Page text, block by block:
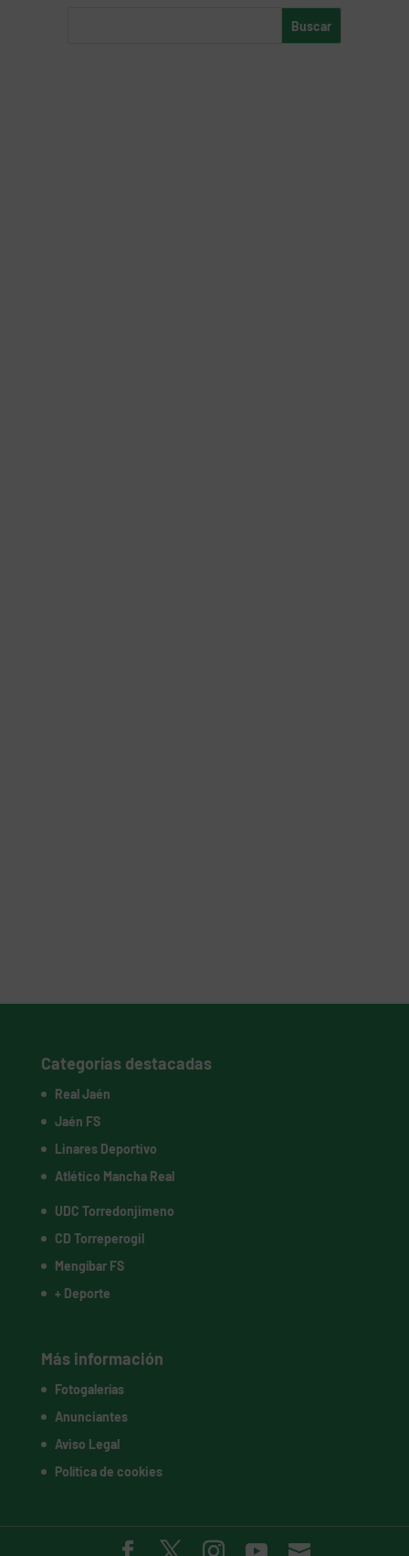
Categorías destacadas
Real Jaén
Jaén FS
Linares Deportivo
Atlético Mancha Real
UDC Torredonjimeno
CD Torreperogil
Mengíbar FS
+ Deporte
Más información
Fotogalerías
Anunciantes
Aviso Legal
Política de cookies